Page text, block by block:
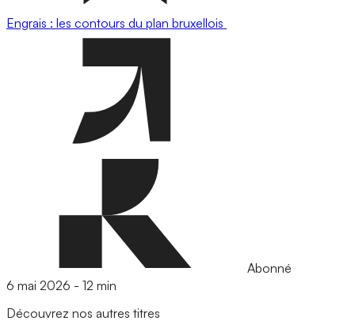
Engrais : les contours du plan bruxellois
Abonné
6 mai 2026 - 12 min
Découvrez nos autres titres